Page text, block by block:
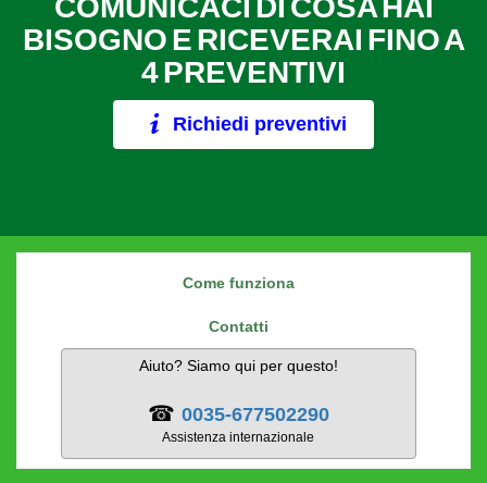
COMUNICACI DI COSA HAI
BISOGNO E RICEVERAI FINO A
4 PREVENTIVI
Richiedi preventivi
Come funziona
Contatti
Aiuto? Siamo qui per questo!
☎ 0035-677502290
Assistenza internazionale